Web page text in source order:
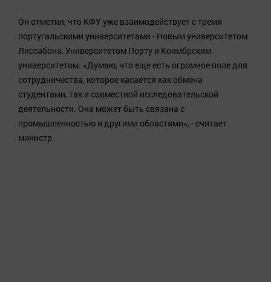
Он отметил, что КФУ уже взаимодействует с тремя
португальскими университетами - Новым университетом
Лиссабона, Университетом Порту и Коимбрским
университетом. «Думаю, что еще есть огромное поле для
сотрудничества, которое касается как обмена
студентами, так и совместной исследовательской
деятельности. Она может быть связана с
промышленностью и другими областями», - считает
министр.